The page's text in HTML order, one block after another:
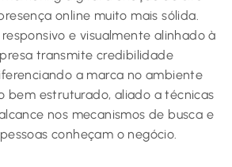
online muito mais sólida.
e visualmente alinhado à
transmite credibilidade
a marca no ambiente
bem estruturado, aliado a técnicas
nos mecanismos de busca e
conheçam o negócio.